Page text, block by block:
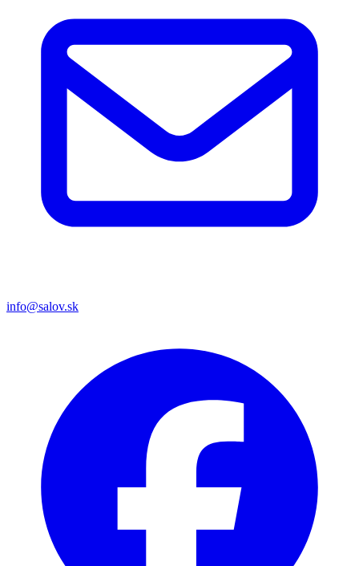
info@salov.sk